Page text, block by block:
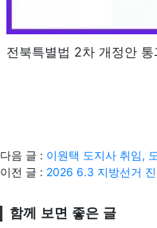
전북특별법 2차 개정안
다음 글 : 이원택 도지사 취임,
이전 글 : 2026 6.3 지방선거
함께 보면 좋은 글